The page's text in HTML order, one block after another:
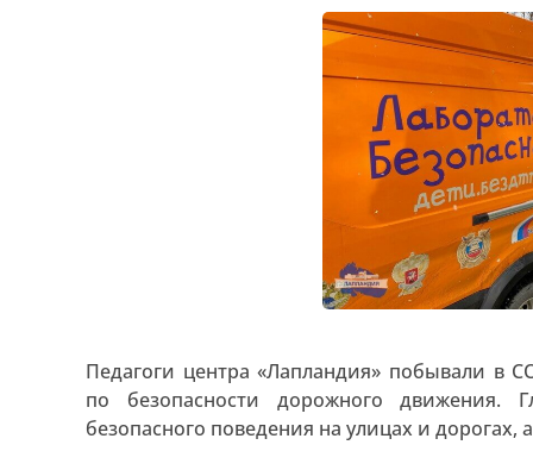
Педагоги центра «Лапландия» побывали
по безопасности дорожного движения.
безопасного поведения на улицах и дорогах,